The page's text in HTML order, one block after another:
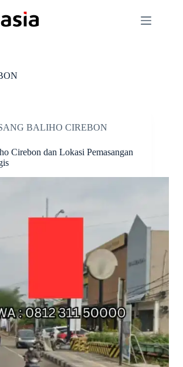
BALIHO CIREBON
Cirebon dan Lokasi Pemasangan